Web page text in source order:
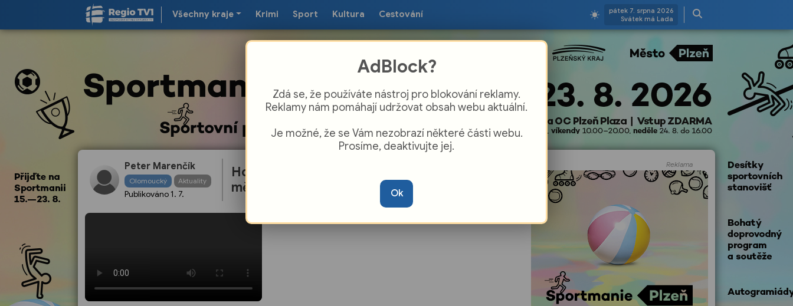
Všechny kraje Krimi Sport Kultura Cestování
pátek 7. srpna 2026
Svátek má Lada
Peter Marenčík
Olomoucký Aktuality
Publikováno 1. 7.
Horko a teplá voda mohou způsobit úhyn ryb,
město sleduje situaci na rybníku Hamrys
Reklama
AdBlock?
Zdá se, že používáte nástroj pro blokování reklamy.
Reklamy nám pomáhají udržovat obsah webu aktuální.
Je možné, že se Vám nezobrazí některé části webu.
Prosíme, deaktivujte jej.
Ok